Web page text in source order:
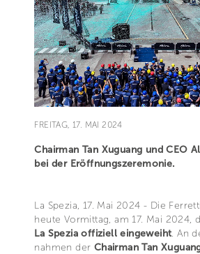
FREITAG, 17. MAI 2024
Chairman Tan Xuguang und CEO
bei der Eröffnungszeremonie.
La Spezia, 17. Mai 2024 - Die
heute Vormittag, am 17. Mai 2024,
La Spezia offiziell eingeweiht. An
nahmen der Chairman Tan